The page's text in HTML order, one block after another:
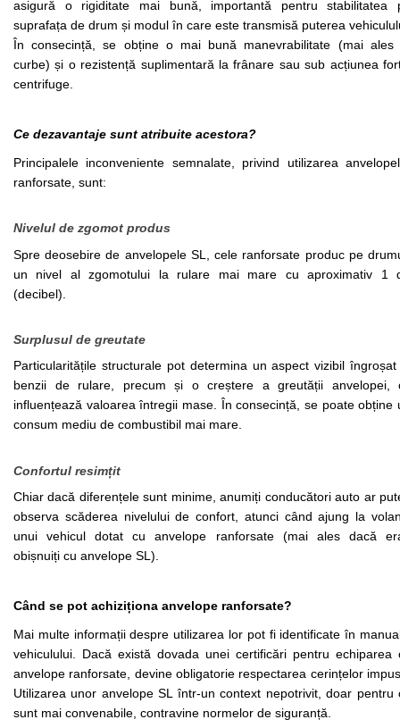
asigură o rigiditate mai bună, importantă pentru stabilitatea
suprafața de drum și modul în care este transmisă puterea
În consecință, se obține o mai bună manevrabilitate (mai ales
curbe) și o rezistență suplimentară la frânare sau sub acțiunea
centrifuge.
Ce dezavantaje sunt atribuite acestora?
Principalele inconveniente semnalate, privind utilizarea
ranforsate, sunt:
Nivelul de zgomot produs
Spre deosebire de anvelopele SL, cele ranforsate produc pe
un nivel al zgomotului la rulare mai mare cu aproximativ 1
(decibel).
Surplusul de greutate
Particularitățile structurale pot determina un aspect vizibil îngroșat
benzii de rulare, precum și o creștere a greutății anvelopei,
influențează valoarea întregii mase. În consecință, se poate obține
consum mediu de combustibil mai mare.
Confortul resimțit
Chiar dacă diferențele sunt minime, anumiți conducători auto ar
observa scăderea nivelului de confort, atunci când ajung la
unui vehicul dotat cu anvelope ranforsate (mai ales dacă
obișnuiți cu anvelope SL).
Când se pot achiziționa anvelope ranforsate?
Mai multe informații despre utilizarea lor pot fi identificate în
vehiculului. Dacă există dovada unei certificări pentru echiparea
anvelope ranforsate, devine obligatorie respectarea cerințelor
Utilizarea unor anvelope SL într-un context nepotrivit, doar pentru
sunt mai convenabile, contravine normelor de siguranță.